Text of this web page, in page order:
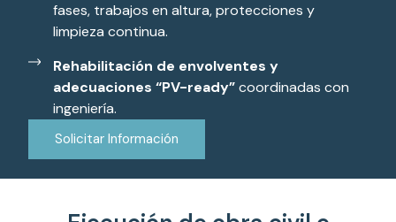
fases, trabajos en altura, protecciones y
limpieza continua.
Rehabilitación de envolventes y
adecuaciones “PV-ready”coordinadas con
ingeniería.
Solicitar Información